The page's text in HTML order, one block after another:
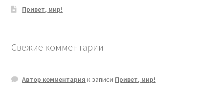
Привет, мир!
Свежие комментарии
Автор комментария к записи Привет, мир!